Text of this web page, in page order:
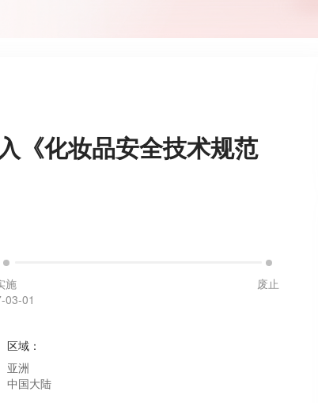
《化妆品安全技术规范
施
03-01
废止
区域 ：
亚洲
中国大陆